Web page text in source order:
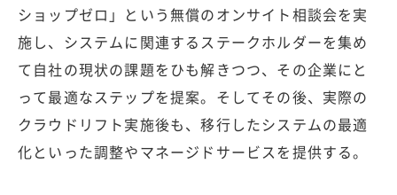
ショップゼロ」という無償のオンサイト相談会を実
施し、システムに関連するステークホルダーを集め
て自社の現状の課題をひも解きつつ、その企業にと
って最適なステップを提案。そしてその後、実際の
クラウドリフト実施後も、移行したシステムの最適
化といった調整やマネージドサービスを提供する。